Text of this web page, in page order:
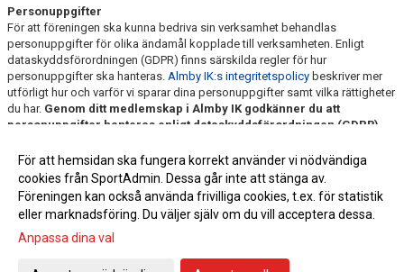
Personuppgifter
För att föreningen ska kunna bedriva sin verksamhet behandlas
personuppgifter för olika ändamål kopplade till verksamheten. Enligt
dataskyddsförordningen (GDPR) finns särskilda regler för hur
personuppgifter ska hanteras. Almby IK:s integritetspolicy beskriver mer
utförligt hur och varför vi sparar dina personuppgifter samt vilka rättigheter
du har. Genom ditt medlemskap i Almby IK godkänner du att
personuppgifter hanteras enligt dataskyddsförordningen (GDPR).
Bilder: © TeamJoeTeamjoe.se/
Gå till Webbversion
För att hemsidan ska fungera korrekt använder vi nödvändiga
cookies från SportAdmin. Dessa går inte att stänga av.
Föreningen kan också använda frivilliga cookies, t.ex. för statistik
eller marknadsföring. Du väljer själv om du vill acceptera dessa.
Anpassa dina val